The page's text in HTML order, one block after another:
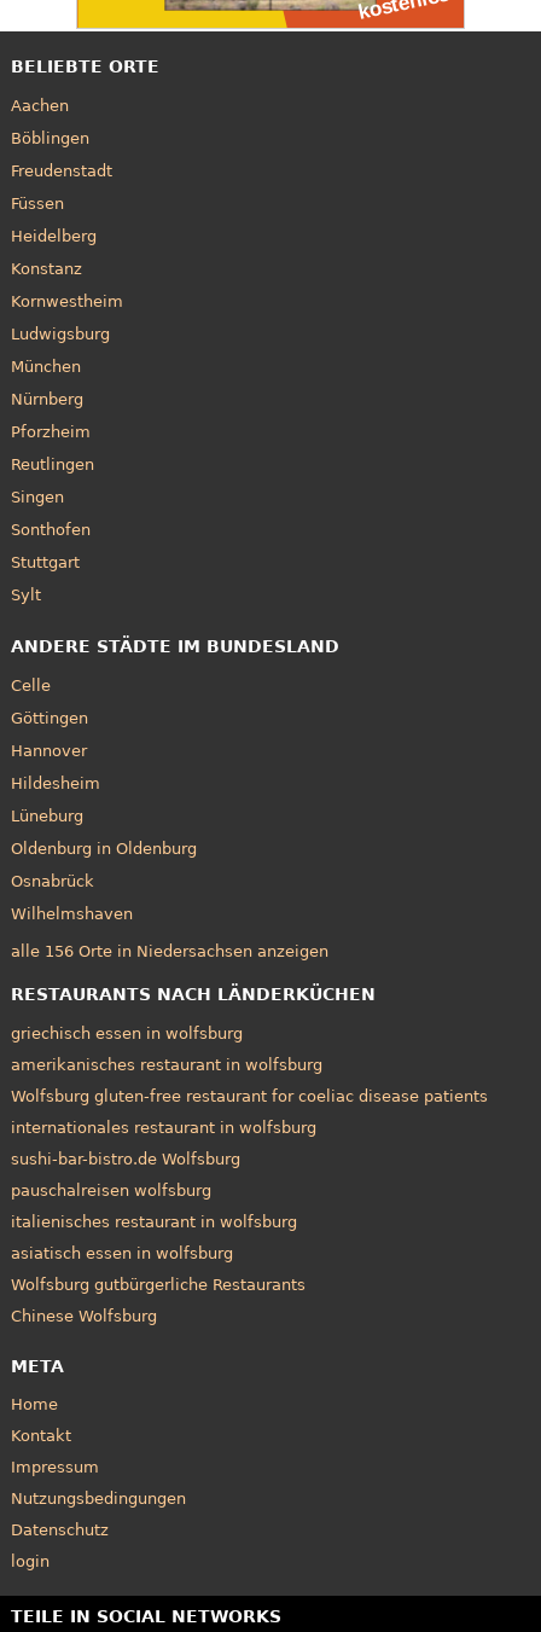
BELIEBTE ORTE
Aachen
Böblingen
Freudenstadt
Füssen
Heidelberg
Konstanz
Kornwestheim
Ludwigsburg
München
Nürnberg
Pforzheim
Reutlingen
Singen
Sonthofen
Stuttgart
Sylt
ANDERE STÄDTE IM BUNDESLAND
Celle
Göttingen
Hannover
Hildesheim
Lüneburg
Oldenburg in Oldenburg
Osnabrück
Wilhelmshaven
alle 156 Orte in Niedersachsen anzeigen
RESTAURANTS NACH LÄNDERKÜCHEN
griechisch essen in wolfsburg
amerikanisches restaurant in wolfsburg
Wolfsburg gluten-free restaurant for coeliac disease patients
internationales restaurant in wolfsburg
sushi-bar-bistro.de Wolfsburg
pauschalreisen wolfsburg
italienisches restaurant in wolfsburg
asiatisch essen in wolfsburg
Wolfsburg gutbürgerliche Restaurants
Chinese Wolfsburg
META
Home
Kontakt
Impressum
Nutzungsbedingungen
Datenschutz
login
TEILE IN SOCIAL NETWORKS